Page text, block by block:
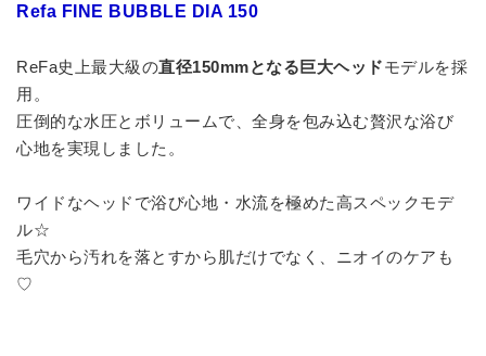
Refa FINE BUBBLE DIA 150
ReFa史上最大級の直径150mmとなる巨大ヘッドモデルを採
用。
圧倒的な水圧とボリュームで、全身を包み込む贅沢な浴び
心地を実現しました。
ワイドなヘッドで浴び心地・水流を極めた高スペックモデ
ル☆
毛穴から汚れを落とすから肌だけでなく、ニオイのケアも
♡